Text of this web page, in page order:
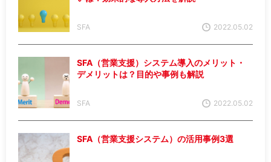
2022.05.02
SFA
SFA（営業支援）システム導入のメリット・
デメリットは？目的や事例も解説
2022.05.02
SFA
SFA（営業支援システム）の活用事例3選